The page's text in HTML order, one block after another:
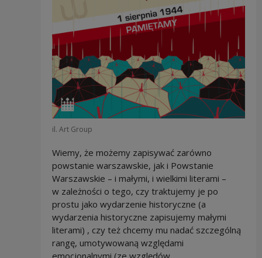
il. Art Group
Wiemy, że możemy zapisywać zarówno
powstanie warszawskie, jak i Powstanie
Warszawskie – i małymi, i wielkimi literami –
w zależności o tego, czy traktujemy je po
prostu jako wydarzenie historyczne (a
wydarzenia historyczne zapisujemy małymi
literami) , czy też chcemy mu nadać szczególną
rangę, umotywowaną względami